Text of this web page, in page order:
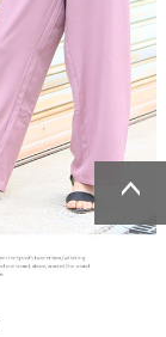
ページトッ
ページトッ